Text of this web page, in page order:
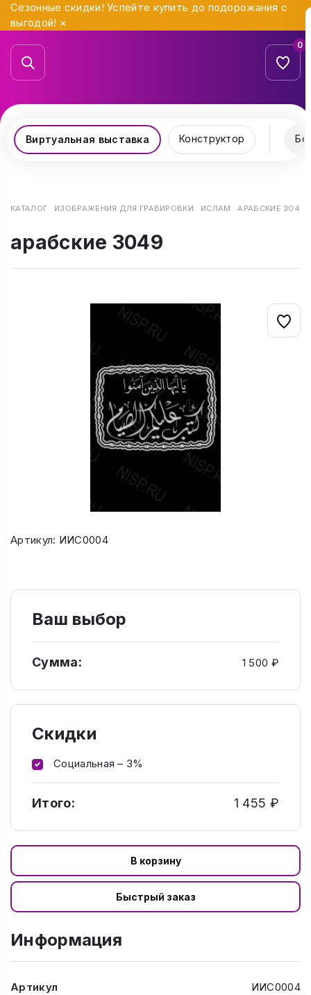
Сезонные скидки! Успейте купить до подорожания с
выгодой! ×
0
Виртуальная выставка Конструктор
КАТАЛОГ ИЗОБРАЖЕНИЯ ДЛЯ ГРАВИРОВКИ ИСЛАМ АРАБСКИЕ 3049
арабские 3049
Артикул: ИИС0004
Ваш выбор
Сумма: 1 500 ₽
Скидки
Социальная – 3%
Итого: 1 455 ₽
В корзину
Быстрый заказ
Информация
Артикул ИИС0004